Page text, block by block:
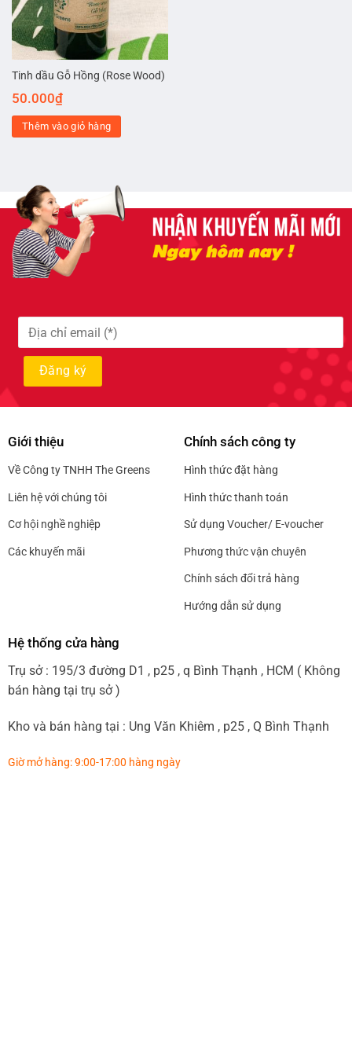
Tinh dầu Gỗ Hồng (Rose Wood)
50.000₫
Thêm vào giỏ hàng
Giới thiệu
Về Công ty TNHH The Greens
Liên hệ với chúng tôi
Cơ hội nghề nghiệp
Các khuyến mãi
Chính sách công ty
Hình thức đặt hàng
Hình thức thanh toán
Sử dụng Voucher/ E-voucher
Phương thức vận chuyên
Chính sách đổi trả hàng
Hướng dẫn sử dụng
Hệ thống cửa hàng
Trụ sở : 195/3 đường D1 , p25 , q Bình Thạnh , HCM ( Không
bán hàng tại trụ sở )
Kho và bán hàng tại : Ung Văn Khiêm , p25 , Q Bình Thạnh
Giờ mở hàng: 9:00-17:00 hàng ngày